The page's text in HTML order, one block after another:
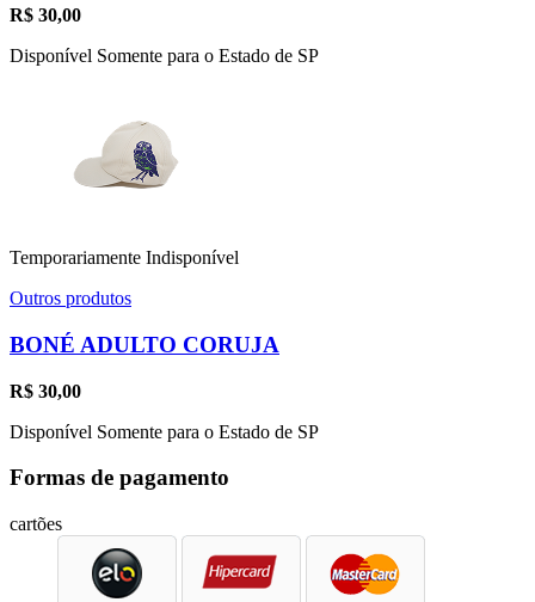
R$ 30,00
Disponível Somente para o Estado de SP
Temporariamente Indisponível
Outros produtos
BONÉ ADULTO CORUJA
R$ 30,00
Disponível Somente para o Estado de SP
Formas de pagamento
cartões